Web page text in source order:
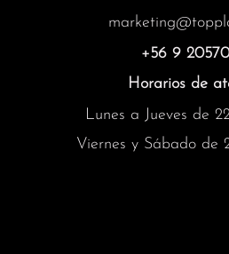
+56 9
Horarios de
Lunes a Jueves de
Viernes y Sábado de